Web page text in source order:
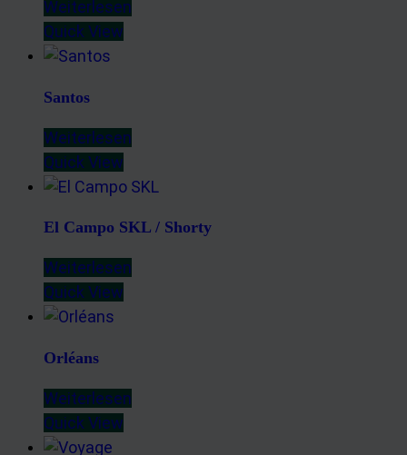
Weiterlesen
Quick View
Santos
Weiterlesen
Quick View
El Campo SKL / Shorty
Weiterlesen
Quick View
Orléans
Weiterlesen
Quick View